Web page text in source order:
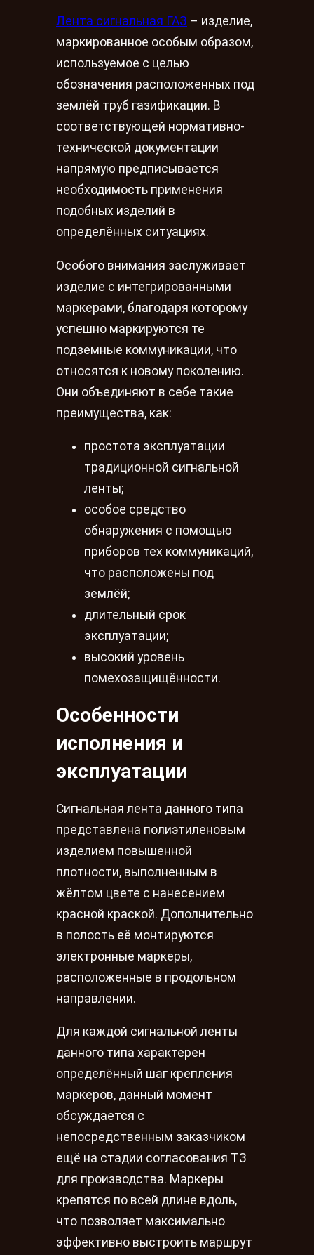
Лента сигнальная ГАЗ – изделие,
маркированное особым образом,
используемое с целью
обозначения расположенных под
землёй труб газификации. В
соответствующей нормативно-
технической документации
напрямую предписывается
необходимость применения
подобных изделий в
определённых ситуациях.
Особого внимания заслуживает
изделие с интегрированными
маркерами, благодаря которому
успешно маркируются те
подземные коммуникации, что
относятся к новому поколению.
Они объединяют в себе такие
преимущества, как:
простота эксплуатации
традиционной сигнальной
ленты;
особое средство
обнаружения с помощью
приборов тех коммуникаций,
что расположены под
землёй;
длительный срок
эксплуатации;
высокий уровень
помехозащищённости.
Особенности
исполнения и
эксплуатации
Сигнальная лента данного типа
представлена полиэтиленовым
изделием повышенной
плотности, выполненным в
жёлтом цвете с нанесением
красной краской. Дополнительно
в полость её монтируются
электронные маркеры,
расположенные в продольном
направлении.
Для каждой сигнальной ленты
данного типа характерен
определённый шаг крепления
маркеров, данный момент
обсуждается с
непосредственным заказчиком
ещё на стадии согласования ТЗ
для производства. Маркеры
крепятся по всей длине вдоль,
что позволяет максимально
эффективно выстроить маршрут